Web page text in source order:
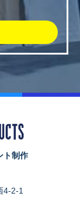
ト制作
4-2-1